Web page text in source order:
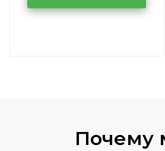
KUTUZOVV
Почему